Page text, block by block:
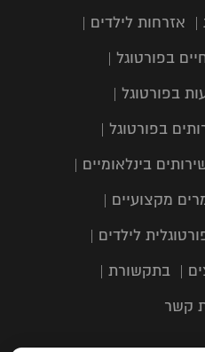
| אזרחות לילדים |
בפורטוגל |
בפורטוגל |
בפורטוגל |
בינלאומיים |
מקצועיים |
לילדים |
| בתקשורת |
קשר